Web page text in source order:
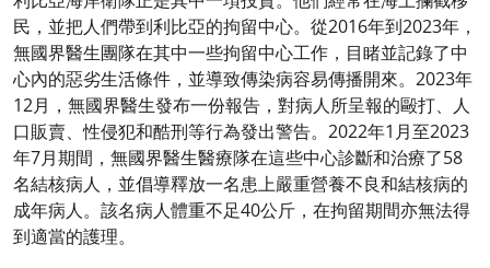
民，並把人們帶到利比亞的拘留中心。從2016年到2023年，
無國界醫生團隊在其中一些拘留中心工作，目睹並記錄了中
心內的惡劣生活條件，並導致傳染病容易傳播開來。2023年
12月，無國界醫生發布一份報告，對病人所呈報的毆打、人
口販賣、性侵犯和酷刑等行為發出警告。2022年1月至2023
年7月期間，無國界醫生醫療隊在這些中心診斷和治療了58
名結核病人，並倡導釋放一名患上嚴重營養不良和結核病的
成年病人。該名病人體重不足40公斤，在拘留期間亦無法得
到適當的護理。